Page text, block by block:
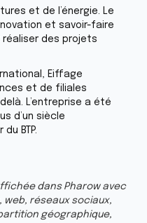
et de l’énergie. Le
et savoir-faire
des projets
Eiffage
et de filiales
L’entreprise a été
d’un siècle
BTP.
dans Pharow avec
web, réseaux sociaux,
géographique,